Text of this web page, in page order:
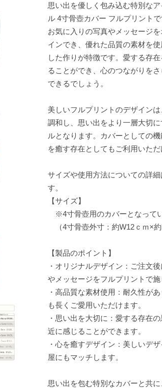
思い出を優しく包み込む特別な
ル 4寸骨壺カバー フルプリントで
お気に入りの写真やメッセージ
インでき、優れた品質の素材を
した作りが特徴です。愛する存
ることができ、心のつながりを
できるでしょう。
美しいフルプリントのデザイン
調和し、思い出をより一層大切
ルとなります。カバーとしての
を癒す存在としてもご利用いただ
サイズや使用方法についての詳
す。
【サイズ】
※4寸骨壺用のカバーとなってい
（4寸骨壺外寸：約W12ｃｍ×約
【製品のポイント】
・オリジナルデザイン：ご注文
やメッセージをフルプリントで施
・高品質な素材使用：耐久性が
も長くご愛用いただけます。
・思い出を大切に：愛する存在
近に感じることができます。
・心を癒すデザイン：美しいデ
屋にもマッチします。
思い出を包む特別なカバーと共